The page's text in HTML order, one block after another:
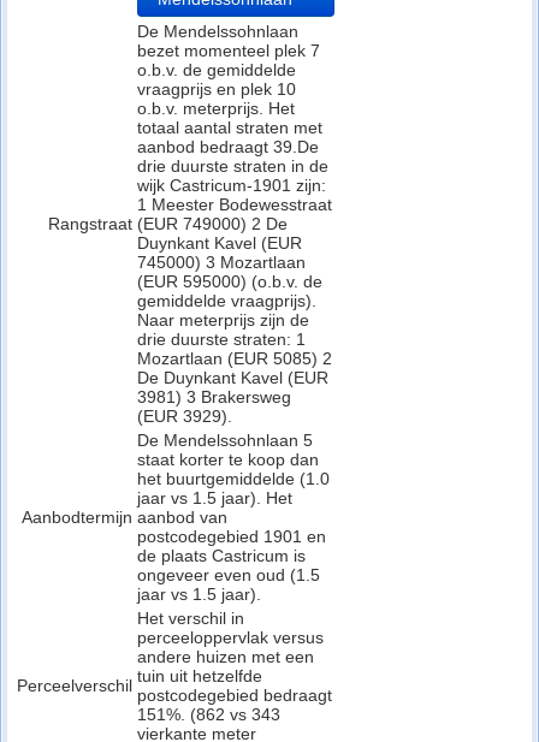
Rangstraat
De Mendelssohnlaan
bezet momenteel plek 7
o.b.v. de gemiddelde
vraagprijs en plek 10
o.b.v. meterprijs. Het
totaal aantal straten met
aanbod bedraagt 39.De
drie duurste straten in de
wijk Castricum-1901 zijn:
1 Meester Bodewesstraat
(EUR 749000) 2 De
Duynkant Kavel (EUR
745000) 3 Mozartlaan
(EUR 595000) (o.b.v. de
gemiddelde vraagprijs).
Naar meterprijs zijn de
drie duurste straten: 1
Mozartlaan (EUR 5085) 2
De Duynkant Kavel (EUR
3981) 3 Brakersweg
(EUR 3929).
Aanbodtermijn
De Mendelssohnlaan 5
staat korter te koop dan
het buurtgemiddelde (1.0
jaar vs 1.5 jaar). Het
aanbod van
postcodegebied 1901 en
de plaats Castricum is
ongeveer even oud (1.5
jaar vs 1.5 jaar).
Perceelverschil
Het verschil in
perceeloppervlak versus
andere huizen met een
tuin uit hetzelfde
postcodegebied bedraagt
151%. (862 vs 343
vierkante meter